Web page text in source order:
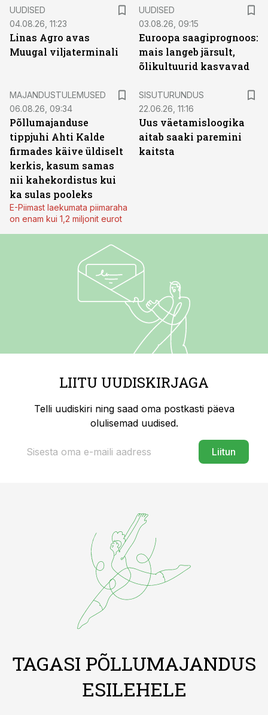
UUDISED
04.08.26, 11:23
Linas Agro avas
Muugal viljaterminali
UUDISED
03.08.26, 09:15
Euroopa saagiprognoos:
mais langeb järsult,
õlikultuurid kasvavad
MAJANDUSTULEMUSED
06.08.26, 09:34
Põllumajanduse
tippjuhi Ahti Kalde
firmades käive üldiselt
kerkis, kasum samas
nii kahekordistus kui
ka sulas pooleks
E-Piimast laekumata piimaraha
on enam kui 1,2 miljonit eurot
SISUTURUNDUS
22.06.26, 11:16
Uus väetamisloogika
aitab saaki paremini
kaitsta
LIITU UUDISKIRJAGA
Telli uudiskiri ning saad oma postkasti päeva
olulisemad uudised.
Liitun
TAGASI PÕLLUMAJANDUS
ESILEHELE